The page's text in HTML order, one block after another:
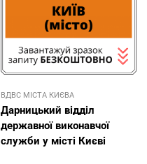
ВДВС МІСТА КИЄВА
Дарницький відділ
державної виконавчої
служби у місті Києві